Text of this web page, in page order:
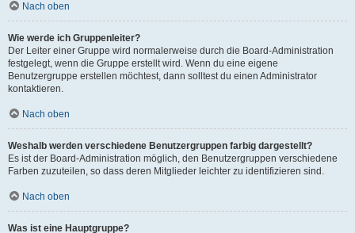
Nach oben
Wie werde ich Gruppenleiter?
Der Leiter einer Gruppe wird normalerweise durch die Board-Administration
festgelegt, wenn die Gruppe erstellt wird. Wenn du eine eigene
Benutzergruppe erstellen möchtest, dann solltest du einen Administrator
kontaktieren.
Nach oben
Weshalb werden verschiedene Benutzergruppen farbig dargestellt?
Es ist der Board-Administration möglich, den Benutzergruppen verschiedene
Farben zuzuteilen, so dass deren Mitglieder leichter zu identifizieren sind.
Nach oben
Was ist eine Hauptgruppe?